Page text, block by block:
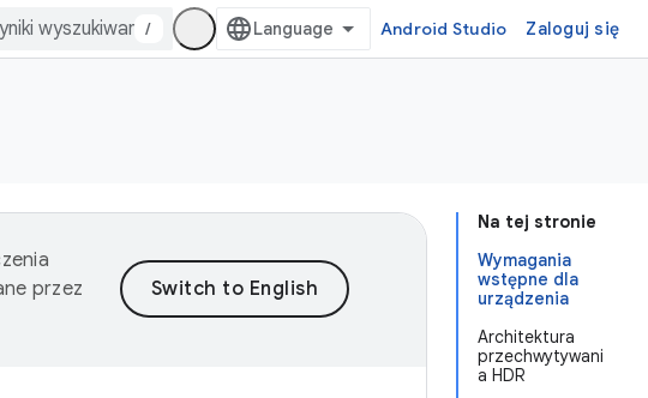
/ Android Studio Zaloguj się
Na tej stronie
Wymagania
wstępne dla
urządzenia
Architektura
przechwytywani
a HDR
przez